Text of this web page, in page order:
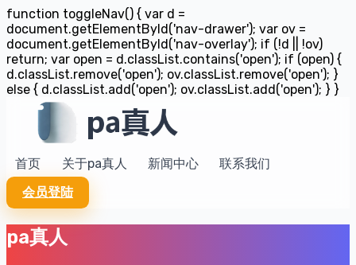
function toggleNav() { var d =
document.getElementById('nav-drawer'); var ov =
document.getElementById('nav-overlay'); if (!d || !ov)
return; var open = d.classList.contains('open'); if (open) {
d.classList.remove('open'); ov.classList.remove('open'); }
else { d.classList.add('open'); ov.classList.add('open'); } }
首页 关于pa真人 新闻中心
联系我们
会员登陆
pa真人